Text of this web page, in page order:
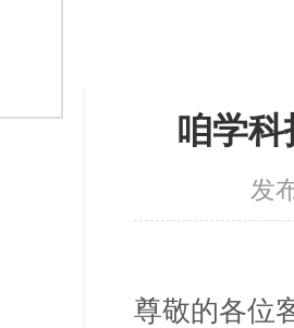
咱学
发
尊敬的各位